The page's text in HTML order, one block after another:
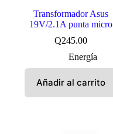
Transformador Asus
19V/2.1A punta micro
Q245.00
Energía
Añadir al carrito